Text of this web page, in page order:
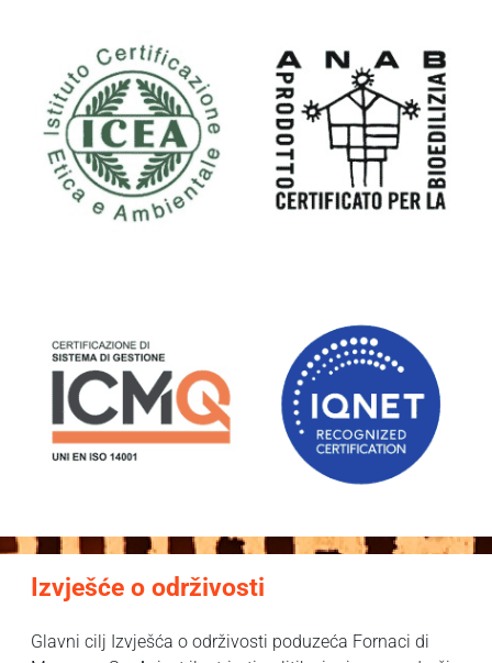
Izvješće o održivosti
Glavni cilj Izvješća o održivosti poduzeća Fornaci di